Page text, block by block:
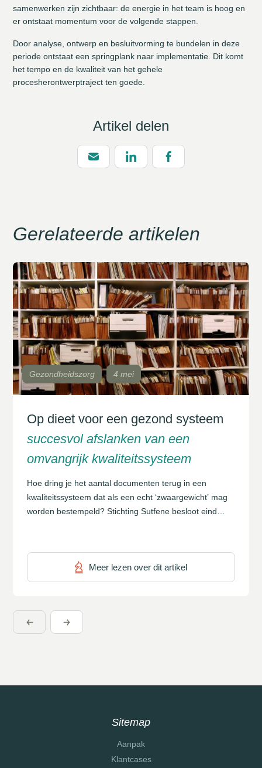
samenwerken zijn zichtbaar: de energie in het team is hoog en
er ontstaat momentum voor de volgende stappen.
Door analyse, ontwerp en besluitvorming te bundelen in deze
periode ontstaat een springplank naar implementatie. Dit komt
het tempo en de kwaliteit van het gehele
procesherontwerptraject ten goede.
Artikel delen
Gerelateerde artikelen
Gezondheidszorg 4 mei
Op dieet voor een gezond systeem
succesvol afslanken van een
omvangrijk kwaliteitssysteem
Hoe dring je het aantal documenten terug in een
kwaliteitssysteem dat als een echt ‘zwaargewicht’ mag
worden bestempeld? Stichting Sutfene besloot eind
drastisch terug te dringen. De aanpak was bepalend
voor een succesvol resultaat: halvering van het aantal
documenten! Geïnspireerd door principes
project in het leven geroepen om de ‘papieren
zondvloed’ te lijf te gaan. Resultaat: de […]
Meer lezen over dit artikel
Sitemap
Aanpak
Klantcases